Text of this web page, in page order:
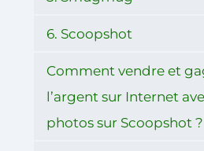
6. Scoopshot
Comment vendre et
l’argent sur Internet
photos sur Scoopshot ?